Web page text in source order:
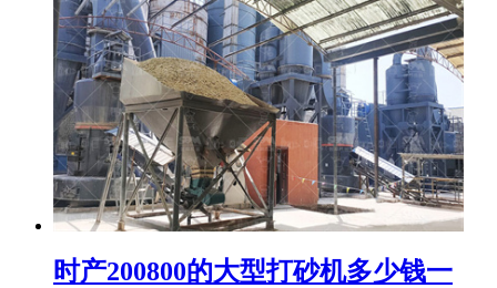
时产200800的大型打砂机多少钱一